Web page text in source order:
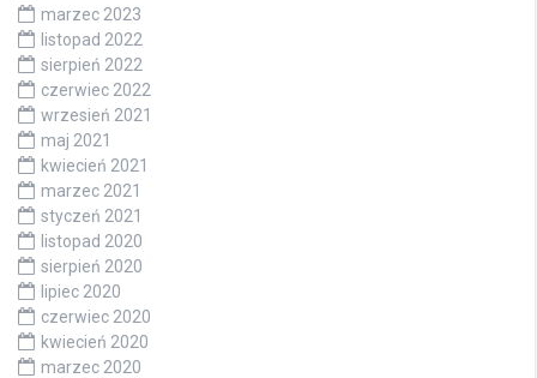
marzec 2023
listopad 2022
sierpień 2022
czerwiec 2022
wrzesień 2021
maj 2021
kwiecień 2021
marzec 2021
styczeń 2021
listopad 2020
sierpień 2020
lipiec 2020
czerwiec 2020
kwiecień 2020
marzec 2020